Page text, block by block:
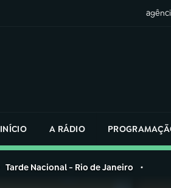
INÍCIO
A RÁDIO
Tarde Nacional - Rio de Janeiro